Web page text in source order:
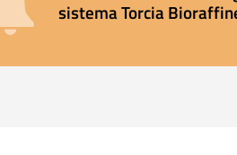
sistema Torcia